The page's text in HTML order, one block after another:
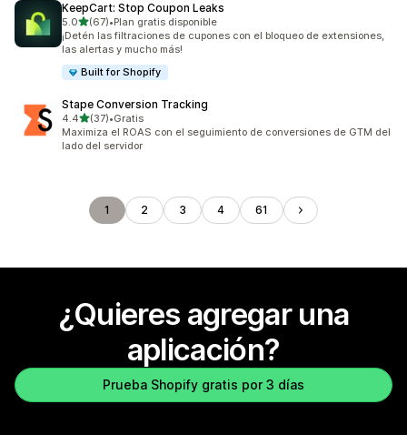
KeepCart: Stop Coupon Leaks
5.0de 5 estrellas
(67)
67 reseñas en total
•Plan gratis disponible
¡Detén las filtraciones de cupones con el bloqueo de extensiones,
las alertas y mucho más!
Built for Shopify
Stape Conversion Tracking
4.4de 5 estrellas
(37)
37 reseñas en total
•Gratis
Maximiza el ROAS con el seguimiento de conversiones de GTM del
lado del servidor
1 2 3 4 61
¿Quieres agregar una
aplicación?
Prueba Shopify gratis por 3 días